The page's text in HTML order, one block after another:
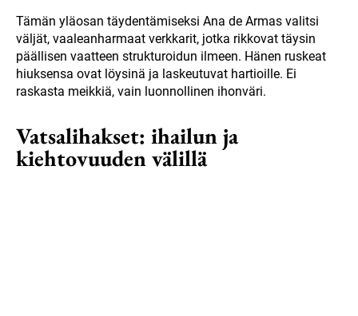
Tämän yläosan täydentämiseksi Ana de Armas valitsi
väljät, vaaleanharmaat verkkarit, jotka rikkovat täysin
päällisen vaatteen strukturoidun ilmeen. Hänen ruskeat
hiuksensa ovat löysinä ja laskeutuvat hartioille. Ei
raskasta meikkiä, vain luonnollinen ihonväri.
Vatsalihakset: ihailun ja
kiehtovuuden välillä